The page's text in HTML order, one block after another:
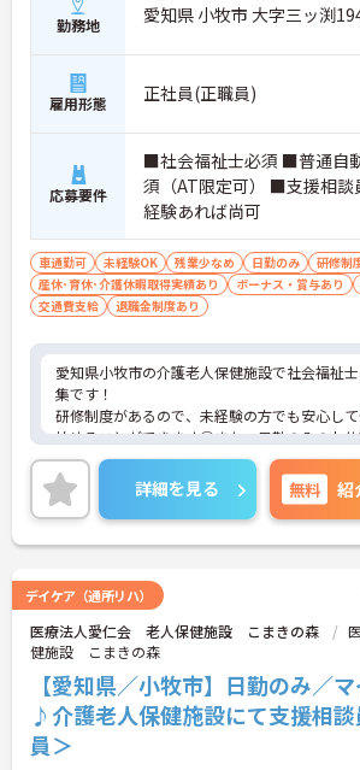
勤務地 愛知県 小牧市 大字三ッ渕
雇用形態 正社員(正職員)
応募要件
■社会福祉士必須 ■普通自
須（AT限定可） ■支援相談
経験あれば尚可
車通勤可 未経験OK 残業少なめ 日勤のみ
研修制
産休･育休･介護休暇取得実績あり
ボーナス・賞与あり
交通費支給
退職金制度あり
愛知県小牧市の介護老人保健施設で社会福祉
集です！
研修制度があるので、未経験の方でも安心し
始めることができます◎また、日勤のみのお
ので、仕事とプライベートを両立しやすい職
♪ご興味のある方は、面接ポイントをお伝えし
ので、お気軽にご連絡ください。
詳細を見る 無料 紹
デイケア（通所リハ）
医療法人愛仁会 老人保健施設 こまきの森
健施設 こまきの森
【愛知県／小牧市】日勤のみ／
♪介護老人保健施設にて支援相
員＞